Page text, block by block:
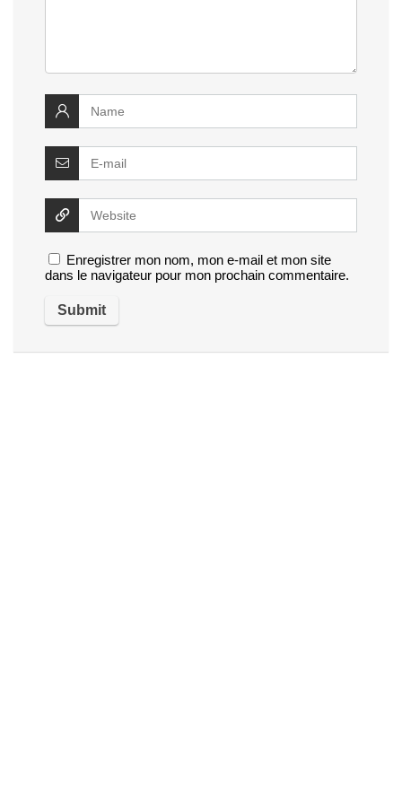
Enregistrer mon nom, mon e-mail et mon site
dans le navigateur pour mon prochain commentaire.